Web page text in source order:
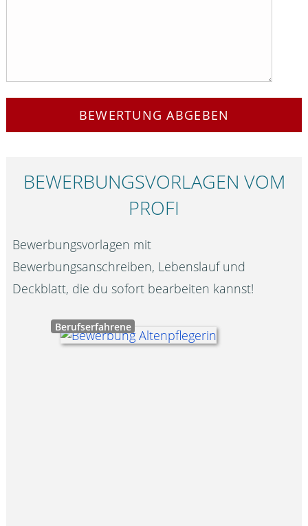
BEWERTUNG ABGEBEN
BEWERBUNGS­VORLAGEN VOM
PROFI
Bewerbungsvorlagen mit
Bewerbungsanschreiben, Lebenslauf und
Deckblatt, die du sofort bearbeiten kannst!
Berufserfahrene